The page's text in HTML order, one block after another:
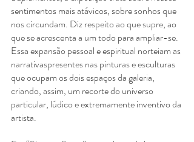
sentimentos mais atávicos, sobre sonhos que
nos circundam. Diz respeito ao que supre, ao
que se acrescenta a um todo para ampliar-se.
Essa expansão pessoal e espiritual norteiam as
narrativaspresentes nas pinturas e esculturas
que ocupam os dois espaços da galeria,
criando, assim, um recorte do universo
particular, lúdico e extremamente inventivo da
artista.